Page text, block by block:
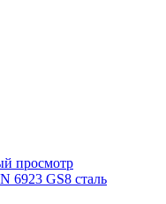
просмотр
6923 GS8 сталь